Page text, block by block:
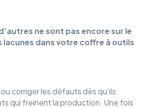
ne sont pas encore sur le
lacunes dans votre coffre à outils
corriger les défauts dès qu’ils
qui freinent la production. Une fois